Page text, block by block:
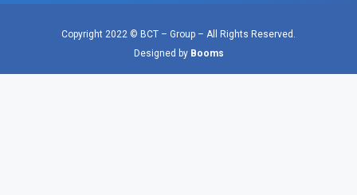
Copyright 2022 © BCT – Group – All Rights Reserved.
Designed by Booms